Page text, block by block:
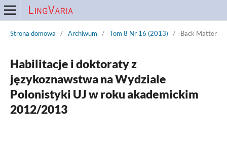
Strona domowa / Archiwum / Tom 8 Nr 16 (2013) / Back Matter
Habilitacje i doktoraty z
językoznawstwa na Wydziale
Polonistyki UJ w roku akademickim
2012/2013